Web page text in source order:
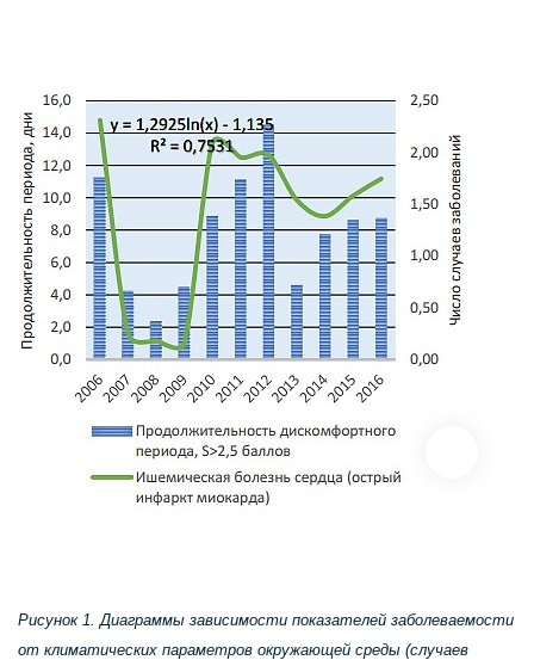
Рисунок 1. Диаграммы зависимости показателей заболеваемости
от климатических параметров окружающей среды (случаев